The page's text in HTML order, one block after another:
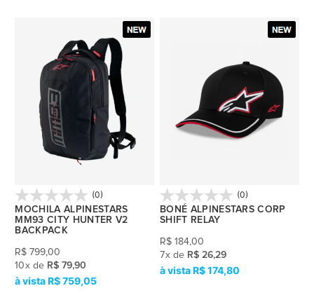
(0)
MOCHILA ALPINESTARS
MM93 CITY HUNTER V2
BACKPACK
R$ 799,00
10x de R$ 79,90
R$ 759,05
(0)
BONÉ ALPINESTARS CORP
SHIFT RELAY
R$ 184,00
7x de R$ 26,29
R$ 174,80